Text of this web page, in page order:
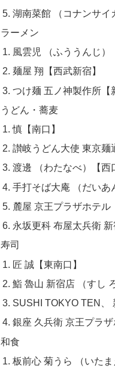
湖南菜館 （コナンサイ
ラーメン
風雲児 （ふううんじ）
麺屋 翔【西武新宿】
つけ麺 五ノ神製作所【
うどん・蕎麦
慎【南口】
讃岐うどん大使 東京麺
渡邊 （わたなべ）【西
手打そば大庵 （だいあ
麓屋 京王プラザホテル
永坂更科 布屋太兵衛
寿司
匠 誠【東南口】
鮨 魯山 新宿店 （すし
SUSHI TOKYO TEN、
銀座 久兵衛 京王プラ
和食
板前心 菊うら （いた